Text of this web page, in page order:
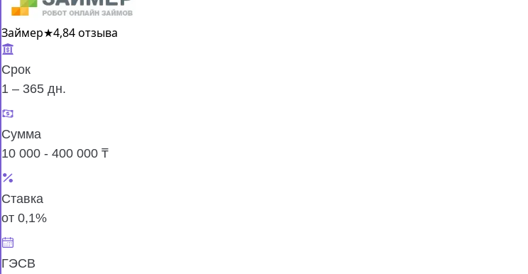
Займер★4,84 отзыва
Срок
1 – 365 дн.
Сумма
10 000 - 400 000 ₸
Ставка
от 0,1%
ГЭСВ